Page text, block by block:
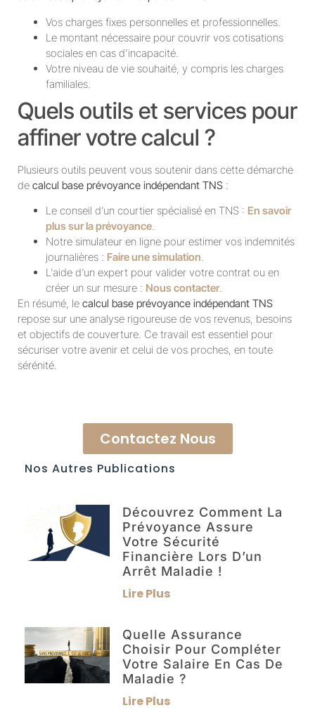
Vos charges fixes personnelles et professionnelles.
Le montant nécessaire pour couvrir vos cotisations
sociales en cas d’incapacité.
Votre niveau de vie souhaité, y compris les charges
familiales.
Quels outils et services pour
affiner votre calcul ?
Plusieurs outils peuvent vous soutenir dans cette démarche
de calcul base prévoyance indépendant TNS :
Le conseil d’un courtier spécialisé en TNS : En savoir
plus sur la prévoyance.
Notre simulateur en ligne pour estimer vos indemnités
journalières : Faire une simulation.
L’aide d’un expert pour valider votre contrat ou en
créer un sur mesure : Nous contacter.
En résumé, le calcul base prévoyance indépendant TNS
repose sur une analyse rigoureuse de vos revenus, besoins
et objectifs de couverture. Ce travail est essentiel pour
sécuriser votre avenir et celui de vos proches, en toute
sérénité.
Contactez Nous
Nos Autres Publications
Découvrez Comment La
Prévoyance Assure
Votre Sécurité
Financière Lors D’un
Arrêt Maladie !
Lire Plus
Quelle Assurance
Choisir Pour Compléter
Votre Salaire En Cas De
Maladie ?
Lire Plus